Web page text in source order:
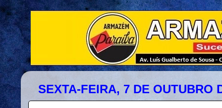
SEXTA-FEIRA, 7 DE OUTUBRO